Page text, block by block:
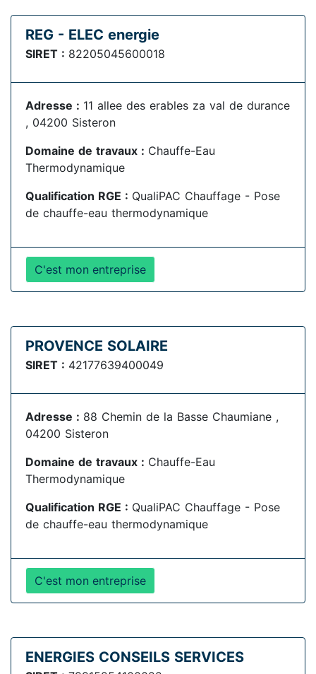
REG - ELEC energie
SIRET : 82205045600018
Adresse : 11 allee des erables za val de durance
, 04200 Sisteron
Domaine de travaux : Chauffe-Eau
Thermodynamique
Qualification RGE : QualiPAC Chauffage - Pose
de chauffe-eau thermodynamique
C'est mon entreprise
PROVENCE SOLAIRE
SIRET : 42177639400049
Adresse : 88 Chemin de la Basse Chaumiane ,
04200 Sisteron
Domaine de travaux : Chauffe-Eau
Thermodynamique
Qualification RGE : QualiPAC Chauffage - Pose
de chauffe-eau thermodynamique
C'est mon entreprise
ENERGIES CONSEILS SERVICES